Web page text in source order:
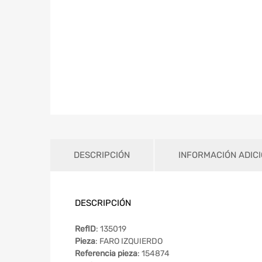
DESCRIPCIÓN INFORMACIÓN
DESCRIPCIÓN
RefID: 135019
Pieza: FARO IZQUIERDO
Referencia pieza: 154874